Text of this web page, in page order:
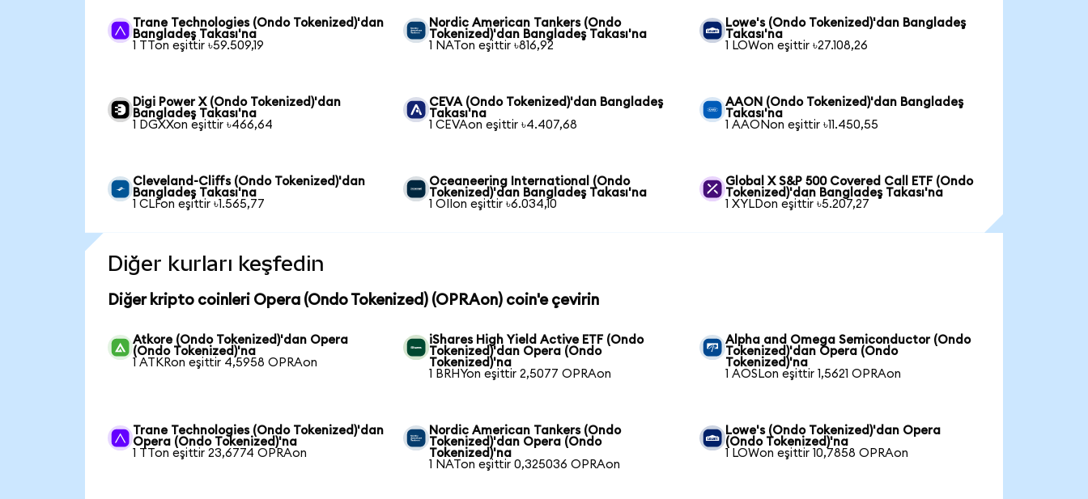
Trane Technologies (Ondo Tokenized)'dan
Bangladeş Takası'na
1 TTon eşittir ৳59.509,19
Nordic American Tankers (Ondo
Tokenized)'dan Bangladeş Takası'na
1 NATon eşittir ৳816,92
Lowe's (Ondo Tokenized)'dan Bangladeş
Takası'na
1 LOWon eşittir ৳27.108,26
Digi Power X (Ondo Tokenized)'dan
Bangladeş Takası'na
1 DGXXon eşittir ৳466,64
CEVA (Ondo Tokenized)'dan Bangladeş
Takası'na
1 CEVAon eşittir ৳4.407,68
AAON (Ondo Tokenized)'dan Bangladeş
Takası'na
1 AAONon eşittir ৳11.450,55
Cleveland-Cliffs (Ondo Tokenized)'dan
Bangladeş Takası'na
1 CLFon eşittir ৳1.565,77
Oceaneering International (Ondo
Tokenized)'dan Bangladeş Takası'na
1 OIIon eşittir ৳6.034,10
Global X S&P 500 Covered Call ETF (Ondo
Tokenized)'dan Bangladeş Takası'na
1 XYLDon eşittir ৳5.207,27
Diğer kurları keşfedin
Diğer kripto coinleri Opera (Ondo Tokenized) (OPRAon) coin'e çevirin
Atkore (Ondo Tokenized)'dan Opera
(Ondo Tokenized)'na
1 ATKRon eşittir 4,5958 OPRAon
iShares High Yield Active ETF (Ondo
Tokenized)'dan Opera (Ondo
Tokenized)'na
1 BRHYon eşittir 2,5077 OPRAon
Alpha and Omega Semiconductor (Ondo
Tokenized)'dan Opera (Ondo
Tokenized)'na
1 AOSLon eşittir 1,5621 OPRAon
Trane Technologies (Ondo Tokenized)'dan
Opera (Ondo Tokenized)'na
1 TTon eşittir 23,6774 OPRAon
Nordic American Tankers (Ondo
Tokenized)'dan Opera (Ondo
Tokenized)'na
1 NATon eşittir 0,325036 OPRAon
Lowe's (Ondo Tokenized)'dan Opera
(Ondo Tokenized)'na
1 LOWon eşittir 10,7858 OPRAon